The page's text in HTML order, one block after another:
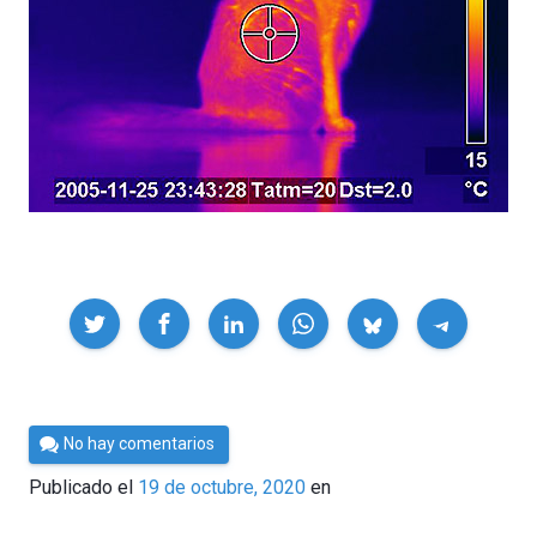
Compartir
Por
César
Tomé
No hay comentarios
Publicado el 19 de octubre, 2020 en